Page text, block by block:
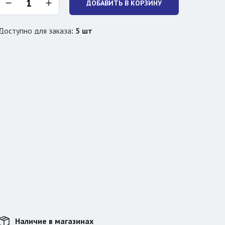
ДОБАВИТЬ В КОРЗИНУ
для заказа: 5 шт
Наличие в магазинах